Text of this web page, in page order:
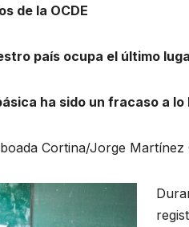
de la OCDE
país ocupa el último
ha sido un fracaso a
Cortina/Jorge Martínez